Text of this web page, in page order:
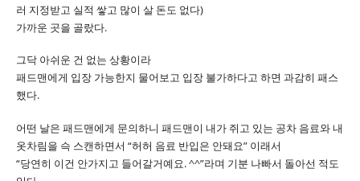
러 지정받고 실적 쌓고 많이 살 돈도 없다)
가까운 곳을 골랐다.
그닥 아쉬운 건 없는 상황이라
패드맨에게 입장 가능한지 물어보고 입장 불가하다고 하면 과감히 패스
했다.
어떤 날은 패드맨에게 문의하니 패드맨이 내가 쥐고 있는 공차 음료와 내
옷차림을 슥 스캔하면서 “허허 음료 반입은 안돼요” 이래서
“당연히 이건 안가지고 들어갈거예요. ^^”라며 기분 나빠서 돌아선 적도